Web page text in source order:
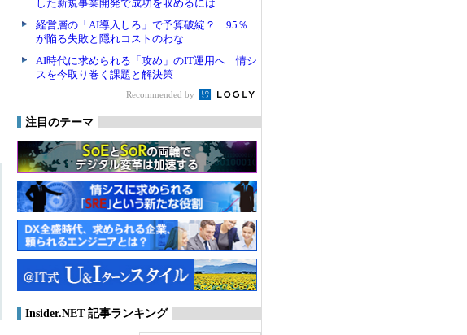
した新規事業開発で成功を収めるには
経営層の「AI導入しろ」で予算破綻？ 95％
が陥る失敗と隠れコストのわな
AI時代に求められる「攻め」のIT運用へ 情シ
スを今取り巻く課題と解決策
Recommended by
注目のテーマ
Insider.NET 記事ランキング